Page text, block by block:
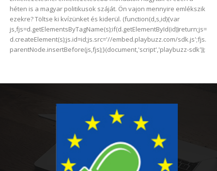
héten is a magyar politikusok száját. Ön vajon mennyire emlékszik
ezekre? Töltse ki kvízünket és kiderül. (function(d,s,id){var
js,fjs=d.getElementsByTagName(s);if(d.getElementById(id))return;js=
d.createElement(s);js.id=id;js.src='//embed.playbuzz.com/sdk.js';fjs.
parentNode.insertBefore(js,fjs);}(document,'script','playbuzz-sdk'));